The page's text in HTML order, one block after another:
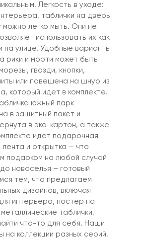
Легкость в уходе:
таблички на дверь
можно легко мыть. Они не
использовать их как
на улице. Удобные варианты
рики и морти может быть
гвозди, кнопки,
или повешена на шнур из
который идет в комплекте.
южный парк
в защитный пакет и
в эко-картон, а также
идет подарочная
лента и открытка — что
подарком на любой случай
новоселья – готовый
тем, что предлагаем
дизайнов, включая
интерьера, постер на
таблички,
что-то для себя. Наши
на коллекции разных серий,